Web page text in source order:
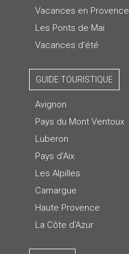
Vacances en Provence
Les Ponts de Mai
Vacances d'été
GUIDE TOURISTIQUE
Avignon
Pays du Mont Ventoux
Luberon
Pays d'Aix
Les Alpilles
Camargue
Haute Provence
La Côte d'Azur